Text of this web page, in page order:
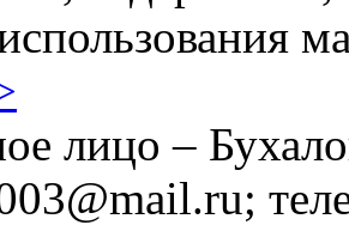
лицо –